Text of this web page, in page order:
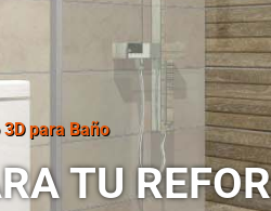
3D para Baño
TU